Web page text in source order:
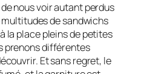
nous voir autant perdus
de sandwichs
la place pleins de petites
prenons différentes
Et sans regret, le